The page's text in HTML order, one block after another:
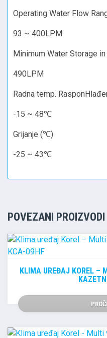
Operating Water Flow
93 ~ 400LPM
Minimum Water Storage
490LPM
Radna temp.
-15 ~ 48℃
Grijanje (℃)
-25 ~ 43℃
POVEZANI PROIZVODI
KLIMA UREĐAJ KOREL –